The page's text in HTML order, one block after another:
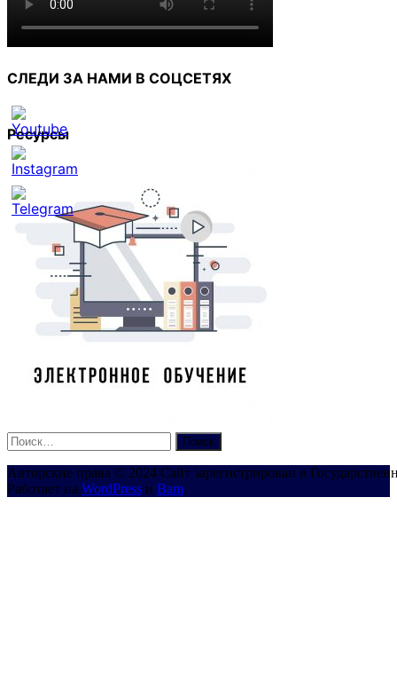
СЛЕДИ ЗА НАМИ В СОЦСЕТЯХ
Set
Youtube
Channel
Ресурсы
Найти:
Авторские права © 2024 Сайт зарегистрирован в
Работает на WordPress и Bam.